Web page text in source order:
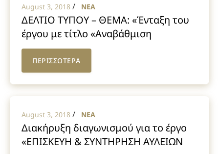
August 3, 2018 / NEA
ΔΕΛΤΙΟ ΤΥΠΟΥ – ΘΕΜΑ: «Ένταξη του
έργου με τίτλο «Αναβάθμιση
υποδομών ύδρευσης σε τμήματα των
Δ.Ε. Σχηματαρίου και Οινοφύτων»
στο Πρόγραμμα «ΦΙΛΟΔΗΜΟΣ Ι»»
ΠΕΡΙΣΣΟΤΕΡΑ
August 3, 2018 / NEA
Διακήρυξη διαγωνισμού για το έργο
«ΕΠΙΣΚΕΥΗ & ΣΥΝΤΗΡΗΣΗ ΑΥΛΕΙΩΝ